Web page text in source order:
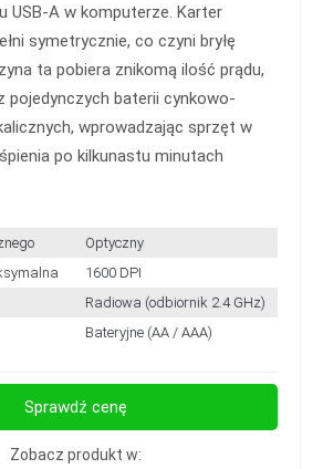
USB-A w komputerze. Karter
symetrycznie, co czyni bryłę
ta pobiera znikomą ilość prądu,
pojedynczych baterii cynkowo-
wprowadzając sprzęt w
po kilkunastu minutach
Optyczny
1600 DPI
Radiowa (odbiornik 2.4 GHz)
Bateryjne (AA / AAA)
Sprawdź cenę
Zobacz produkt w: